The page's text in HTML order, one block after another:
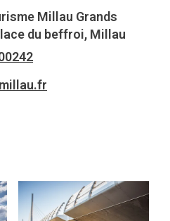
Millau Grands
du beffroi, Millau